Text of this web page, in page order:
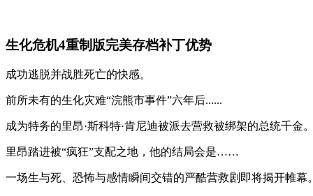
生化危机4重制版完美存档补丁优势
成功逃脱并战胜死亡的快感。
前所未有的生化灾难“浣熊市事件”六年后......
成为特务的里昂·斯科特·肯尼迪被派去营救被绑架的总统千金
里昂踏进被“疯狂”支配之地，他的结局会是……
一场生与死、恐怖与感情瞬间交错的严酷营救剧即将揭开帷幕